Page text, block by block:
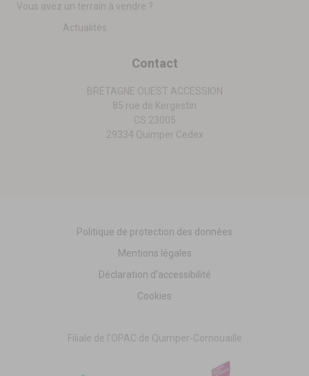
Vous avez un terrain à vendre ?
Actualités
Contact
BRETAGNE OUEST ACCESSION
85 rue de Kergestin
CS 23005
29334 Quimper Cedex
Politique de protection des données
Mentions légales
Déclaration d’accessibilité
Cookies
Filiale de l'OPAC de Quimper-Cornouaille